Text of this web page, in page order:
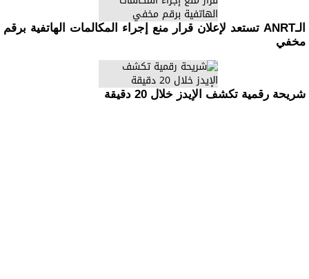
الـANRT تستعد لإعلان قرار منع إجراء المكالمات الهاتفية برقم
مخفي
شريحة رقمية تكشف الإيدز خلال 20 دقيقة